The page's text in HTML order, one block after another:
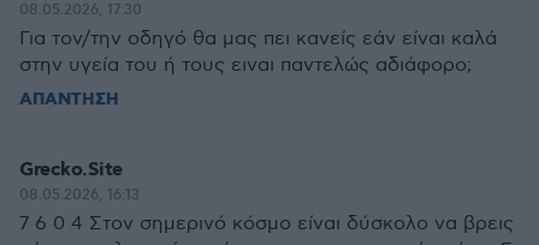
08.05.2026, 17:30
Για τον/την οδηγό θα μας πει κανείς εάν είναι καλά
στην υγεία του ή τους ειναι παντελώς αδιάφορο;
ΑΠΑΝΤΗΣΗ
Grecko.Site
08.05.2026, 16:13
7 6 0 4 Στον σημερινό κόσμο είναι δύσκολο να βρεις